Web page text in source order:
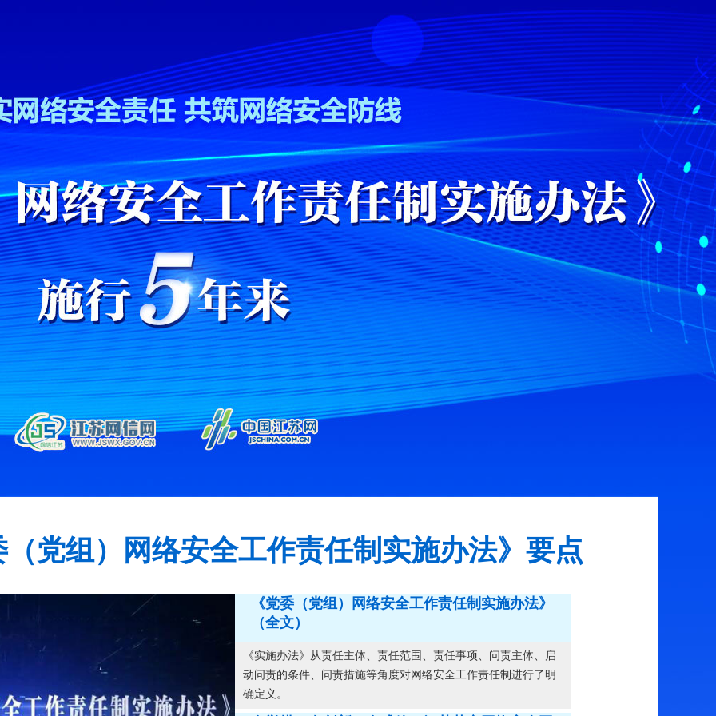
党组）网络安全工作责任制实施办法》要点
《党委（党组）网络安全工作责任制实施办法》
（全文）
《实施办法》从责任主体、责任范围、责任事项、问责主体、启
动问责的条件、问责措施等角度对网络安全工作责任制进行了明
确定义。